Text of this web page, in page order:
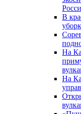
В
На
На